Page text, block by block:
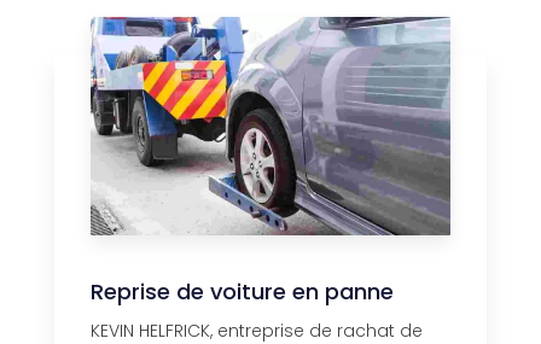
Reprise de voiture en panne
KEVIN HELFRICK, entreprise de rachat de